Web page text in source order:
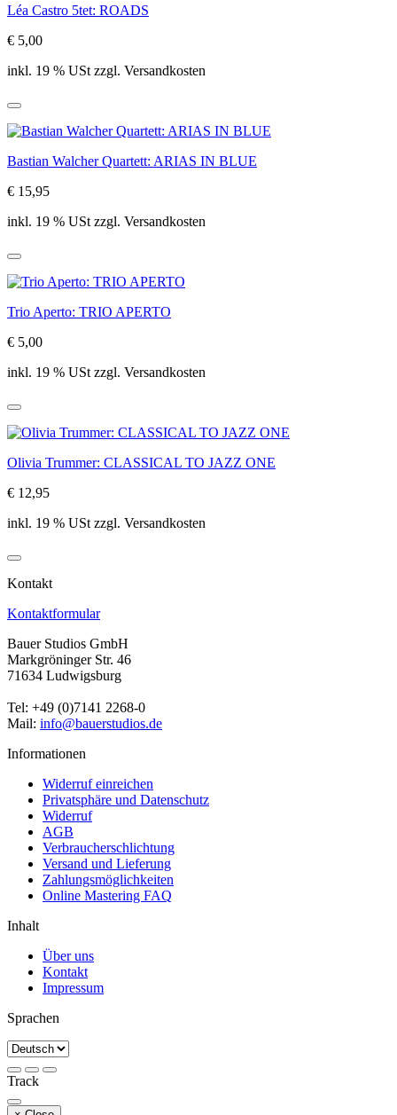
Léa Castro 5tet: ROADS
€ 5,00
inkl. 19 % USt zzgl. Versandkosten
Bastian Walcher Quartett: ARIAS IN BLUE
€ 15,95
inkl. 19 % USt zzgl. Versandkosten
Trio Aperto: TRIO APERTO
€ 5,00
inkl. 19 % USt zzgl. Versandkosten
Olivia Trummer: CLASSICAL TO JAZZ ONE
€ 12,95
inkl. 19 % USt zzgl. Versandkosten
Kontakt
Kontaktformular
Bauer Studios GmbH
Markgröninger Str. 46
71634 Ludwigsburg
Tel: +49 (0)7141 2268-0
Mail: info@bauerstudios.de
Informationen
Widerruf einreichen
Privatsphäre und Datenschutz
Widerruf
AGB
Verbraucherschlichtung
Versand und Lieferung
Zahlungsmöglichkeiten
Online Mastering FAQ
Inhalt
Über uns
Kontakt
Impressum
Sprachen
Track